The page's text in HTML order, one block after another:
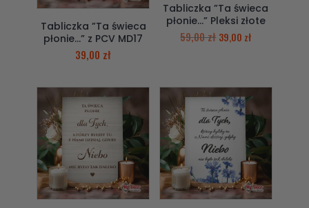
Tabliczka ”Ta świeca
płonie…” z PCV MD17
39,00 zł
Tabliczka ”Ta świeca
płonie…” Pleksi złote
59,00zł 39,00 zł